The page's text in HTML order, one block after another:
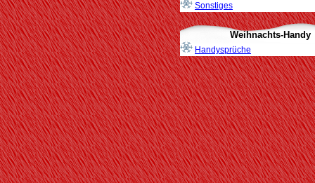
Sonstiges
Weihnachts-Handy
Handysprüche